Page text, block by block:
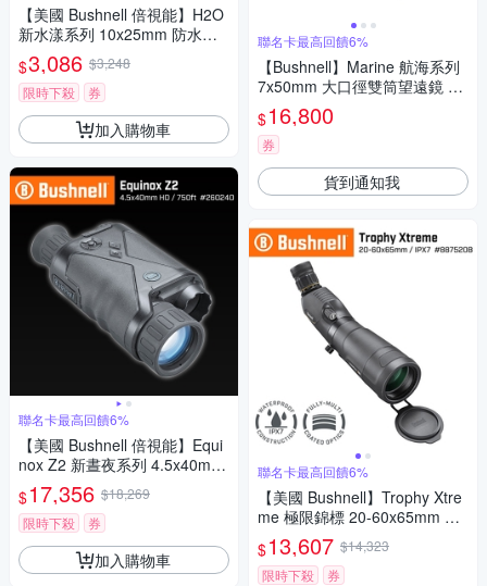
【美國 Bushnell 倍視能】H2O
新水漾系列 10x25mm 防水輕
便型雙筒望遠鏡 130105R
$3,086 $3,248
限時下殺
券
加入購物車
聯名卡最高回饋6%
【美國 Bushnell 倍視能】Equi
nox Z2 新晝夜系列 4.5x40mm
數位日夜兩用紅外線單眼夜視
鏡 260240 (公司貨)
$17,356 $18,269
限時下殺
券
加入購物車
聯名卡最高回饋6%
【Bushnell】Marine 航海系列
7x50mm 大口徑雙筒望遠鏡 照
明指北型 137500 (公司貨)
$16,800
券
貨到通知我
聯名卡最高回饋6%
【美國 Bushnell】Trophy Xtre
me 極限錦標 20-60x65mm 專
業級賞鳥型單筒望遠鏡 傾角型
887520B
$13,607 $14,323
限時下殺
券